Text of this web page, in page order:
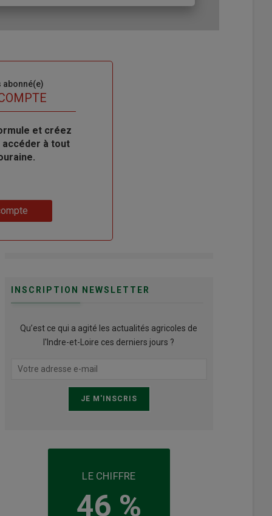
abonné(e)
et créez
à tout
INSCRIPTION NEWSLETTER
Qu’est ce qui a agité les actualités agricoles de
l'Indre-et-Loire ces derniers jours ?
LE CHIFFRE
46 %